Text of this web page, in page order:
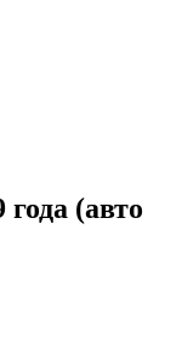
(авто